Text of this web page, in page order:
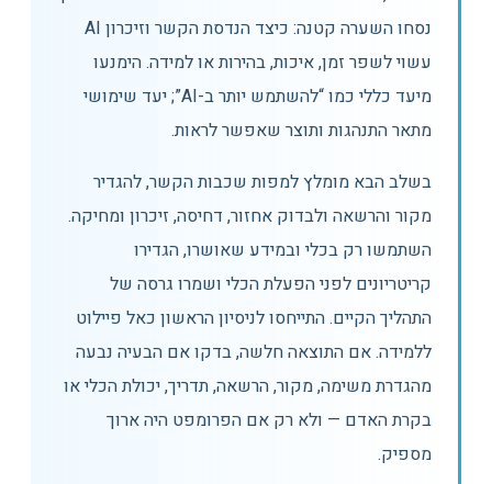
נסחו השערה קטנה: כיצד הנדסת הקשר וזיכרון AI
עשוי לשפר זמן, איכות, בהירות או למידה. הימנעו
מיעד כללי כמו “להשתמש יותר ב-AI”; יעד שימושי
מתאר התנהגות ותוצר שאפשר לראות.
בשלב הבא מומלץ למפות שכבות הקשר, להגדיר
מקור והרשאה ולבדוק אחזור, דחיסה, זיכרון ומחיקה.
השתמשו רק בכלי ובמידע שאושרו, הגדירו
קריטריונים לפני הפעלת הכלי ושמרו גרסה של
התהליך הקיים. התייחסו לניסיון הראשון כאל פיילוט
ללמידה. אם התוצאה חלשה, בדקו אם הבעיה נבעה
מהגדרת משימה, מקור, הרשאה, תדריך, יכולת הכלי או
בקרת האדם — ולא רק אם הפרומפט היה ארוך
מספיק.